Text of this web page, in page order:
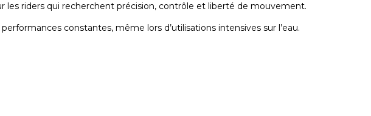
les riders qui recherchent précision, contrôle et liberté de mouvement.
constantes, même lors d’utilisations intensives sur l’eau.